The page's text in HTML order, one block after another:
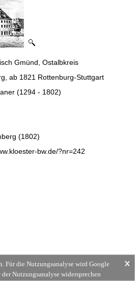
Gmünd, Ostalbkreis
ab 1821 Rottenburg-Stuttgart
(1294 - 1802)
(1802)
bw.de/?nr=242
Für die Nutzungsanalyse wird Google
Nutzungsanalyse widersprechen